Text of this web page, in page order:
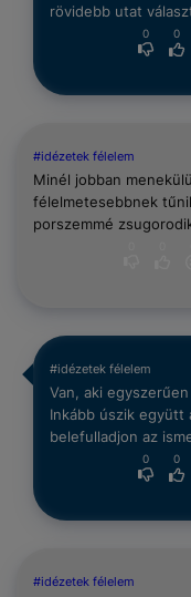
rövidebb utat
0 0
#idézetek félelem
Minél jobban
félelmetesebbnek
porszemmé
#idézetek félelem
Van, aki
Inkább úszik együtt
belefulladjon az
0 0
#idézetek félelem